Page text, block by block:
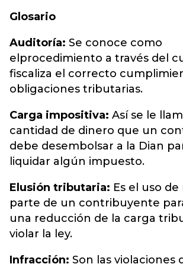
Glosario
Auditoría: Se conoce como
elprocedimiento a través del
fiscaliza el correcto
obligaciones tributarias.
Carga impositiva: Así se le
cantidad de dinero que un
debe desembolsar a la Dian
liquidar algún impuesto.
Elusión tributaria: Es el uso
parte de un contribuyente
una reducción de la carga
violar la ley.
Infracción: Son las violaciones